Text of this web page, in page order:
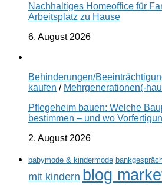
Nachhaltiges Homeoffice für
Arbeitsplatz zu Hause
6. August 2026
Behinderungen/
kaufen / Mehrgenerationen(-
Pflegeheim bauen: Welche
bestimmen – und wo
2. August 2026
babymode & kindermode
mit kindern blog